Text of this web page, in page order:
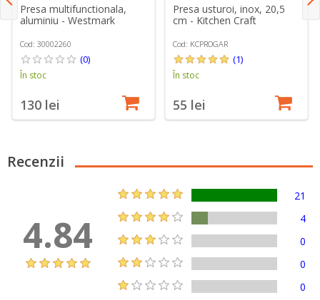
Presa multifunctionala,
aluminiu - Westmark
Cod: 30002260
(0)
În stoc
130 lei
Presa usturoi, inox, 20,5
cm - Kitchen Craft
Cod: KCPROGAR
(1)
În stoc
55 lei
Recenzii
4.84
21
4
0
0
0